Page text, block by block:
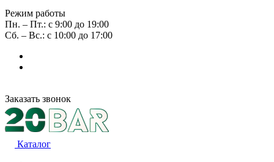
Режим работы
Пн. – Пт.: с 9:00 до 19:00
Сб. – Вс.: с 10:00 до 17:00
Заказать звонок
Каталог